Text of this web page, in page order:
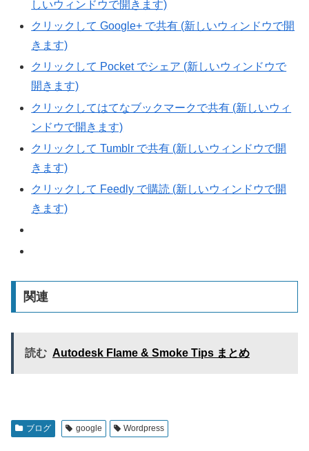
しいウィンドウで開きます)
クリックして Google+ で共有 (新しいウィンドウで開
きます)
クリックして Pocket でシェア (新しいウィンドウで
開きます)
クリックしてはてなブックマークで共有 (新しいウィ
ンドウで開きます)
クリックして Tumblr で共有 (新しいウィンドウで開
きます)
クリックして Feedly で購読 (新しいウィンドウで開
きます)
関連
読む Autodesk Flame & Smoke Tips まとめ
ブログ google Wordpress